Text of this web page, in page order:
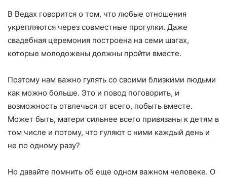
В Ведах говорится о том, что любые отношения
укрепляются через совместные прогулки. Даже
свадебная церемония построена на семи шагах,
которые молодожены должны пройти вместе.
Поэтому нам важно гулять со своими близкими людьми
как можно больше. Это и повод поговорить, и
возможность отвлечься от всего, побыть вместе.
Может быть, матери сильнее всего привязаны к детям в
том числе и потому, что гуляют с ними каждый день и
не по одному разу?
Но давайте помнить об еще одном важном человеке. О